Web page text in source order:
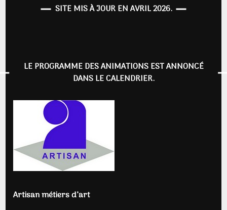
SITE MIS À JOUR EN AVRIL 2026.
LE PROGRAMME DES ANIMATIONS EST ANNONCÉ
DANS LE CALENDRIER.
Artisan métiers d’art